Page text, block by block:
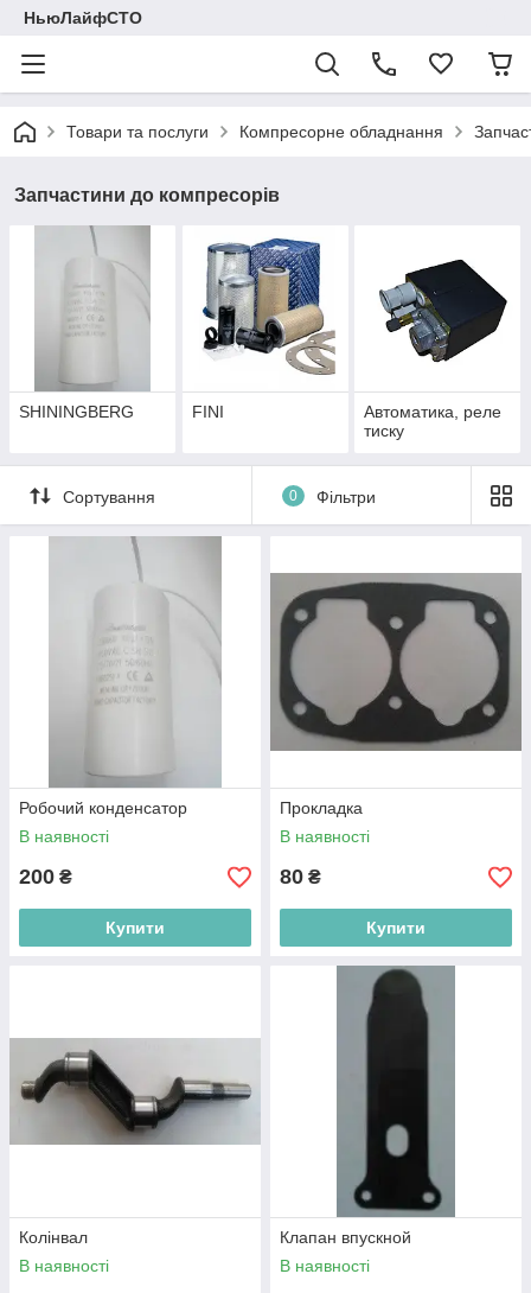
НьюЛайфСТО
Товари та послуги Компресорне обладнання
Запчастини до компресорів
SHININGBERG FINI
Автоматика, реле
тиску
Сортування 0 Фільтри
Робочий конденсатор
В наявності
200 ₴
Купити
Прокладка
В наявності
80 ₴
Купити
Колінвал
В наявності
Клапан впускной
В наявності